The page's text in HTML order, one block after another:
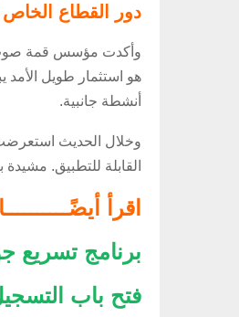
دور القطاع
وأكدت مؤسس قمة صوت
هو استثمار طويل الأمد
أنشطة جانبية.
وخلال الحديث
القابلة للتطبيق.
اقرأ
برنامج تسريع
فتح باب